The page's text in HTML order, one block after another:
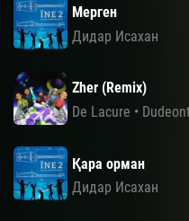
Мерген
Дидар Исахан
Zher (Remix)
De Lacure •
Қара орман
Дидар Исахан